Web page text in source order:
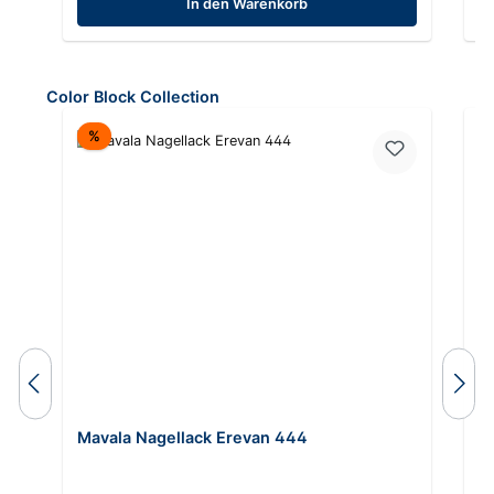
In den Warenkorb
Produktgalerie überspringen
Color Block Collection
%Rabatt
Mavala Nagellack Erevan 444